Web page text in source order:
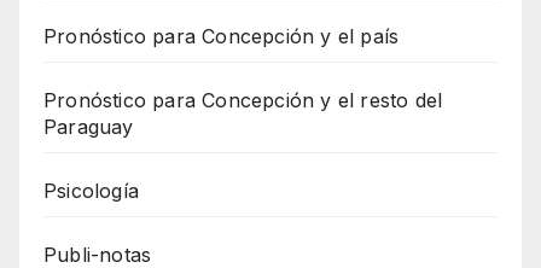
Pronóstico para Concepción y el país
Pronóstico para Concepción y el resto del
Paraguay
Psicología
Publi-notas